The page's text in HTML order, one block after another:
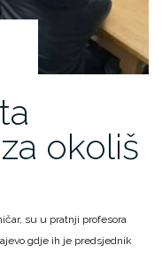
okoliš
su u pratnji profesora
gdje ih je predsjednik